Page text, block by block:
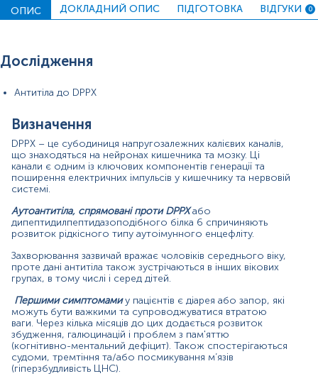
посмикування м’язів (гіперзбудливість ЦНС).
спинномозковій рідині (СМР) та сироватці крові. При
спинномозкова рідина показує підвищену кількість
лейкоцитів і підвищений рівень білка.
Матеріал
сироватка крові
Зміст:
Синоніми
Показання до призначення
Загальна характеристика
Інтерпретація
Синоніми
Антитіла проти дипептидилпептидазоподібного білка 6,
анти-DPP6
ОПИС ДОКЛАДНИЙ ОПИС ПІДГОТОВКА ВІДГУКИ 0
Дослідження
Антитіла до DPPX
Визначення
DPPX – це субодиниця напругозалежних калієвих каналів,
що знаходяться на нейронах кишечника та мозку. Ці
канали є одним із ключових компонентів генерації та
поширення електричних імпульсів у кишечнику та нервовій
системі.
Аутоантитіла, спрямовані проти DPPXабо
дипептидилпептидазоподібного білка 6 спричиняють
розвиток рідкісного типу аутоімунного енцефліту.
Захворювання зазвичай вражає чоловіків середнього віку,
проте дані антитіла також зустрічаються в інших вікових
групах, в тому числі і серед дітей.
Першими симптомамиу пацієнтів є діарея або запор, які
можуть бути важкими та супроводжуватися втратою
ваги. Через кілька місяців до цих додається розвиток
збудження, галюцинацій і проблем з пам'яттю
(когнітивно-ментальний дефіцит). Також спостерігаються
судоми, тремтіння та/або посмикування м’язів
(гіперзбудливість ЦНС).